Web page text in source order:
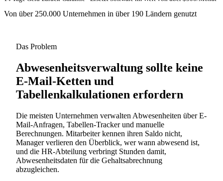
Von über 250.000 Unternehmen in über 190 Ländern genutzt
Das Problem
Abwesenheitsverwaltung sollte keine
E-Mail-Ketten und
Tabellenkalkulationen erfordern
Die meisten Unternehmen verwalten Abwesenheiten über E-
Mail-Anfragen, Tabellen-Tracker und manuelle
Berechnungen. Mitarbeiter kennen ihren Saldo nicht,
Manager verlieren den Überblick, wer wann abwesend ist,
und die HR-Abteilung verbringt Stunden damit,
Abwesenheitsdaten für die Gehaltsabrechnung
abzugleichen.